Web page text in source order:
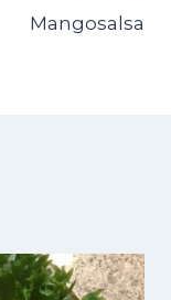
Mangosalsa